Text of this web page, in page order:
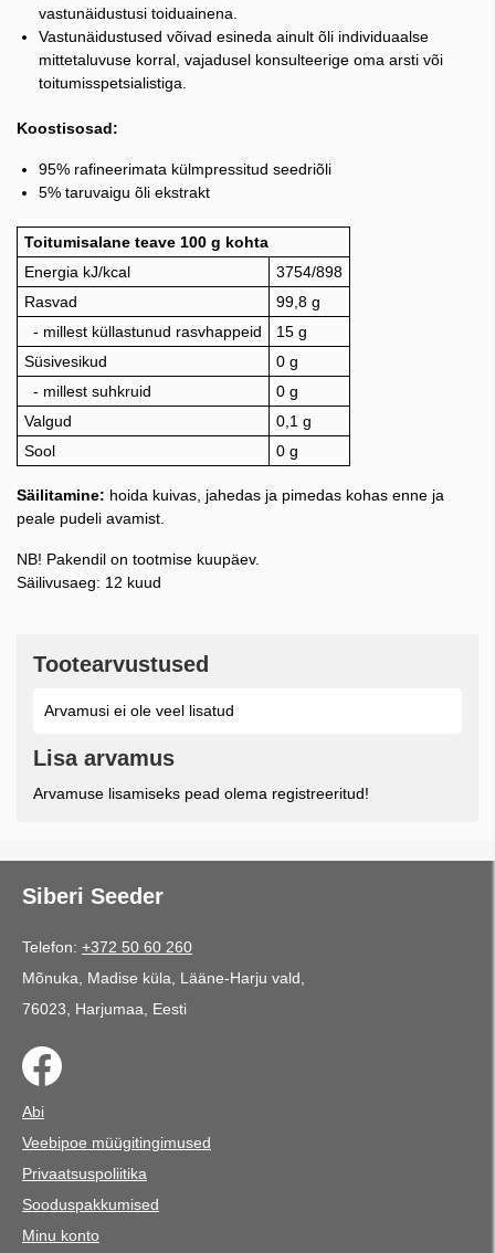
vastunäidustusi toiduainena.
Vastunäidustused võivad esineda ainult õli individuaalse
mittetaluvuse korral, vajadusel konsulteerige oma arsti või
toitumisspetsialistiga.
Koostisosad:
95% rafineerimata külmpressitud seedriõli
5% taruvaigu õli ekstrakt
Toitumisalane teave 100 g kohta
Energia kJ/kcal
3754/898
Rasvad
99,8 g
- millest küllastunud rasvhappeid
15 g
Süsivesikud
0 g
- millest suhkruid
0 g
Valgud
0,1 g
Sool
0 g
Säilitamine: hoida kuivas, jahedas ja pimedas kohas enne ja
peale pudeli avamist.
NB! Pakendil on tootmise kuupäev.
Säilivusaeg: 12 kuud
Tootearvustused
Arvamusi ei ole veel lisatud
Lisa arvamus
Arvamuse lisamiseks pead olema registreeritud!
Siberi Seeder
Telefon: +372 50 60 260
Mõnuka, Madise küla, Lääne-Harju vald,
76023, Harjumaa, Eesti
Abi
Veebipoe müügitingimused
Privaatsuspoliitika
Sooduspakkumised
Minu konto